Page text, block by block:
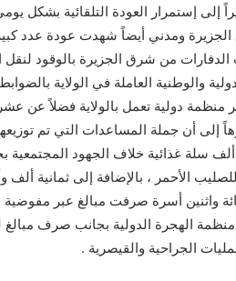
إستمرار العودة التلقائية بشكل
ومدني أيضاً شهدت عودة عدد
من شرق الجزيرة بالوقود لنقل
والوطنية العاملة في الولاية
دولية تعمل بالولاية فضلاً عن
إلى أن جملة المساعدات التي تم
سلة غذائية خلاف الجهود المجتمعية
الأحمر ، بالإضافة إلى ثمانية ألف
واثنين أسرة صرفت مبالغ عبر مفوضية
منظمة الهجرة الدولية بجانب صرف
الجراحية والقيصرية .